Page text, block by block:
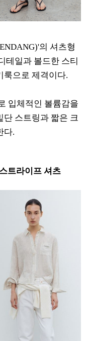
의 셔츠형
테일과 볼드한 스티
룩으로 제격이다.
입체적인 볼륨감을
단 스트링과 짧은 크
다.
트라이프 셔츠